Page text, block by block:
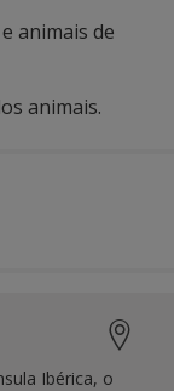
animais de
animais.
Ibérica, o